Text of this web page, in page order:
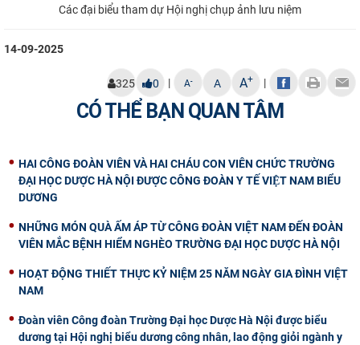
Các đại biểu tham dự Hội nghị chụp ảnh lưu niệm
14-09-2025
325 0 | A- A A+ |
CÓ THỂ BẠN QUAN TÂM
HAI CÔNG ĐOÀN VIÊN VÀ HAI CHÁU CON VIÊN CHỨC TRƯỜNG
ĐẠI HỌC DƯỢC HÀ NỘI ĐƯỢC CÔNG ĐOÀN Y TẾ VIỆT NAM BIỂU
DƯƠNG
NHỮNG MÓN QUÀ ẤM ÁP TỪ CÔNG ĐOÀN VIỆT NAM ĐẾN ĐOÀN
VIÊN MẮC BỆNH HIỂM NGHÈO TRƯỜNG ĐẠI HỌC DƯỢC HÀ NỘI
HOẠT ĐỘNG THIẾT THỰC KỶ NIỆM 25 NĂM NGÀY GIA ĐÌNH VIỆT
NAM
Đoàn viên Công đoàn Trường Đại học Dược Hà Nội được biểu
dương tại Hội nghị biểu dương công nhân, lao động giỏi ngành y